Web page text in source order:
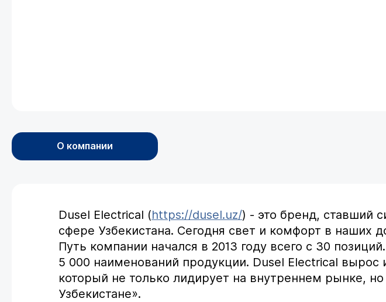
О компании
Dusel Electrical (https://dusel.uz/) - это бренд, ставший
сфере Узбекистана. Сегодня свет и комфорт в наших
Путь компании начался в 2013 году всего с 30
5 000 наименований продукции. Dusel Electrical вырос
который не только лидирует на внутреннем рынке,
Узбекистане».